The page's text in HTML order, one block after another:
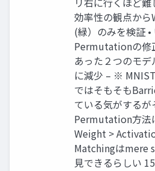
効率性の観点か
(緑）のみを検証 •
Permutationの修
あった２つのモ
に減少 – ※
ではそもそも
ている気がするが
Permutation方法
Weight >
Matchingはmere
見できるらしい 15